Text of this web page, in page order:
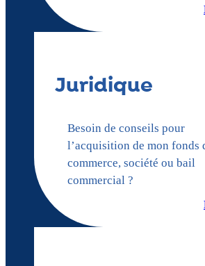
Juridique
Besoin de conseils pour
l’acquisition de mon fonds
commerce, société ou bail
commercial ?